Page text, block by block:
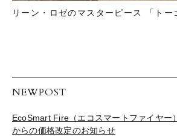
リーン・ロゼのマスターピース 「トー
NEWPOST
EcoSmart Fire（エコスマートファイヤー
からの価格改定のお知らせ